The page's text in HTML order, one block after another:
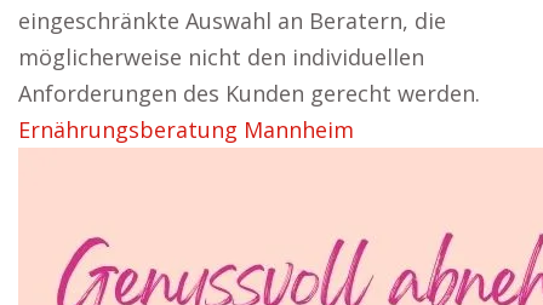
eingeschränkte Auswahl an Beratern, die
möglicherweise nicht den individuellen
Anforderungen des Kunden gerecht werden.
Ernährungsberatung Mannheim